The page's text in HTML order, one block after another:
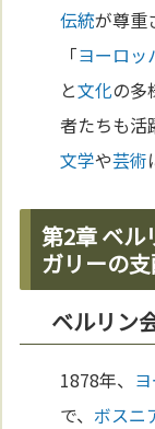
伝統が尊重
「ヨーロッ
と文化の多
者たちも活
文学や芸術
第2章 ベル
ガリーの
ベルリン
1878年、
で、 ボスニ